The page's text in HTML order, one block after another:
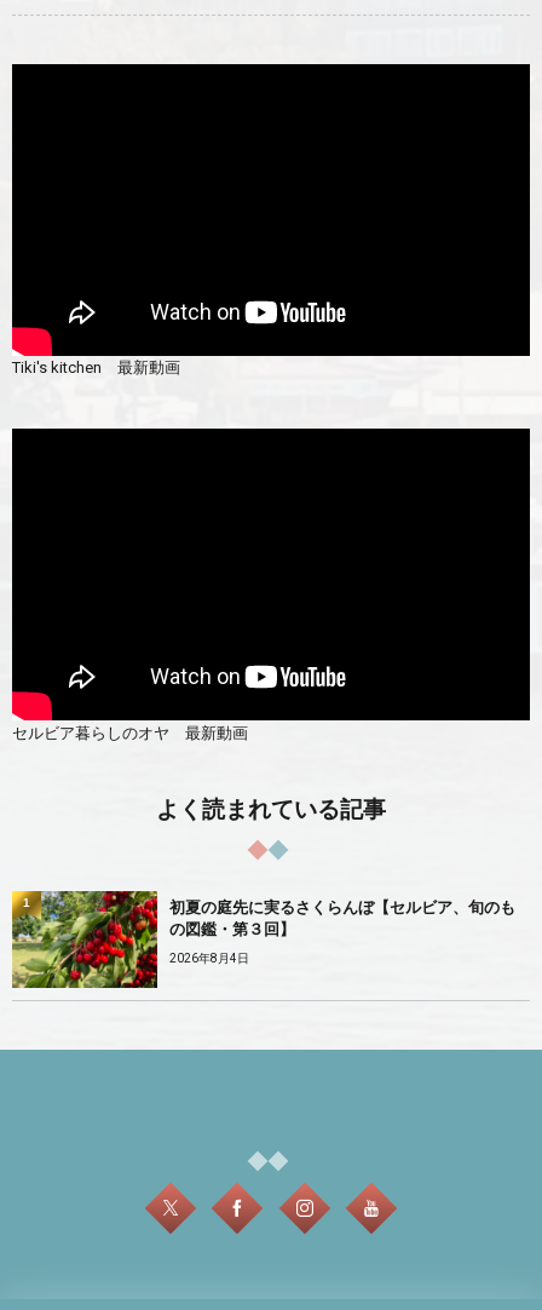
Tiki's kitchen 最新動画
セルビア暮らしのオヤ 最新動画
よく読まれている記事
初夏の庭先に実るさくらんぼ【セルビア、旬のも
の図鑑・第３回】
2026年8月4日
1